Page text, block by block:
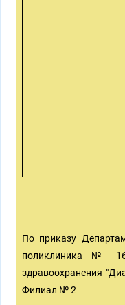
По приказу
поликлиника №
здравоохранения
Филиал № 2